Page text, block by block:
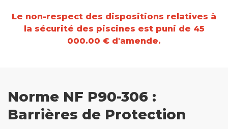
Le non-respect des dispositions relatives à
la sécurité des piscines est puni de 45
000.00 € d'amende.
Norme NF P90-306 :
Barrières de Protection